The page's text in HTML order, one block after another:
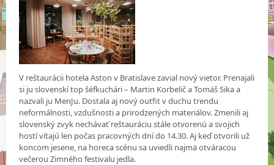
V reštaurácii hotela Aston v Bratislave zavial nový vietor. Prenajali
si ju slovenskí top šéfkuchári – Martin Korbelič a Tomáš Sika a
nazvali ju MenJu. Dostala aj nový outfit v duchu trendu
neformálnosti, vzdušnosti a prirodzených materiálov. Zmenili aj
slovenský zvyk nechávať reštauráciu stále otvorenú a svojich
hostí vítajú len počas pracovných dní do 14.30. Aj keď otvorili už
koncom jesene, na horeca scénu sa uviedli najmä otváracou
večerou Zimného festivalu jedla.